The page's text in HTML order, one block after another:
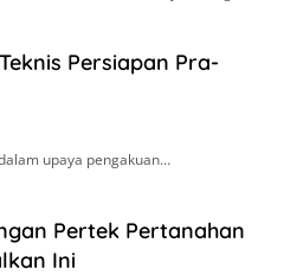
Persiapan Pra-
upaya pengakuan…
Pertek Pertanahan
Ini